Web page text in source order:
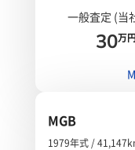
一般査定 (当
30万円
MGB
1979年式 /